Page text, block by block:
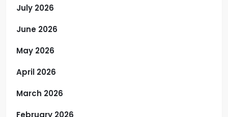
July 2026
June 2026
May 2026
April 2026
March 2026
February 2026